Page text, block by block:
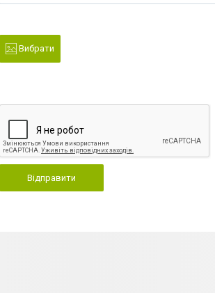
Вибрати
Відправити